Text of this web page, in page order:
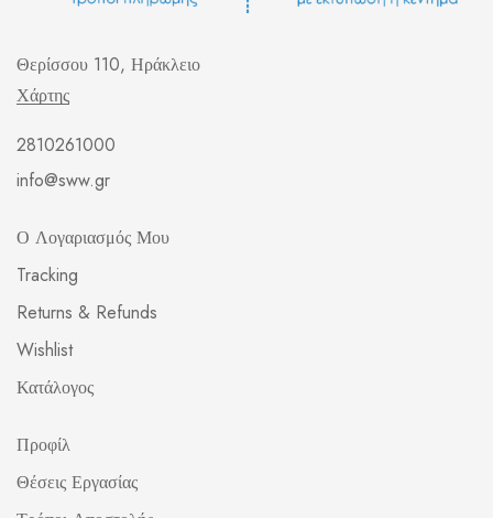
Θερίσσου 110, Ηράκλειο
Χάρτης
2810261000
info@sww.gr
Ο Λογαριασμός Μου
Tracking
Returns & Refunds
Wishlist
Κατάλογος
Προφίλ
Θέσεις Εργασίας